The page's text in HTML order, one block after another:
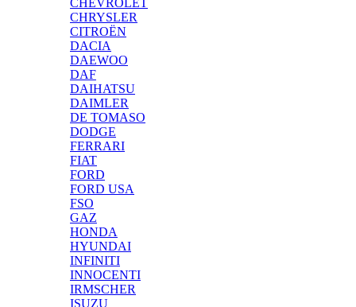
CHEVROLET
CHRYSLER
CITROËN
DACIA
DAEWOO
DAF
DAIHATSU
DAIMLER
DE TOMASO
DODGE
FERRARI
FIAT
FORD
FORD USA
FSO
GAZ
HONDA
HYUNDAI
INFINITI
INNOCENTI
IRMSCHER
ISUZU